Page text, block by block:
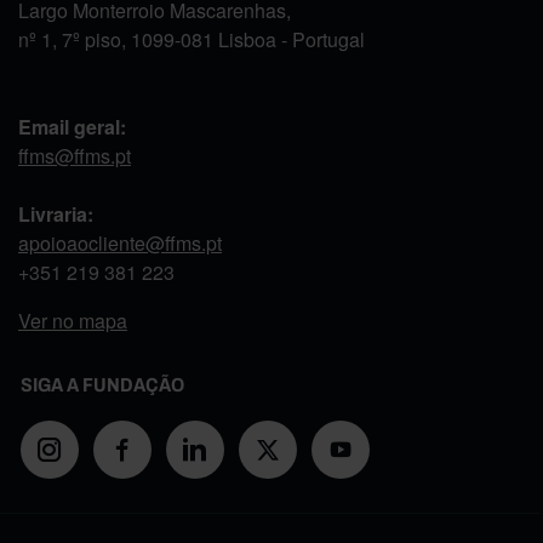
Largo Monterroio Mascarenhas,
nº 1, 7º piso, 1099-081 Lisboa - Portugal
Email geral:
ffms@ffms.pt
Livraria:
apoioaocliente@ffms.pt
+351 219 381 223
Ver no mapa
SIGA A FUNDAÇÃO